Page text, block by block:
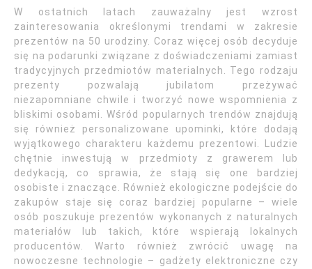
W ostatnich latach zauważalny jest wzrost
zainteresowania określonymi trendami w zakresie
prezentów na 50 urodziny. Coraz więcej osób decyduje
się na podarunki związane z doświadczeniami zamiast
tradycyjnych przedmiotów materialnych. Tego rodzaju
prezenty pozwalają jubilatom przeżywać
niezapomniane chwile i tworzyć nowe wspomnienia z
bliskimi osobami. Wśród popularnych trendów znajdują
się również personalizowane upominki, które dodają
wyjątkowego charakteru każdemu prezentowi. Ludzie
chętnie inwestują w przedmioty z grawerem lub
dedykacją, co sprawia, że stają się one bardziej
osobiste i znaczące. Również ekologiczne podejście do
zakupów staje się coraz bardziej popularne – wiele
osób poszukuje prezentów wykonanych z naturalnych
materiałów lub takich, które wspierają lokalnych
producentów. Warto również zwrócić uwagę na
nowoczesne technologie – gadżety elektroniczne czy